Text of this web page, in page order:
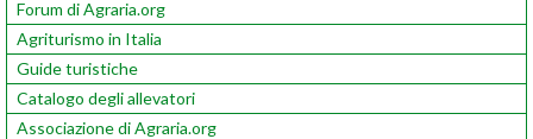
Forum di Agraria.org
Agriturismo in Italia
Guide turistiche
Catalogo degli allevatori
Associazione di Agraria.org